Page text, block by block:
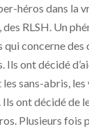
héros dans la
RLSH. Un
concerne
Ils ont décidé
les sans-abris,
Ils ont décidé de
Plusieurs fois